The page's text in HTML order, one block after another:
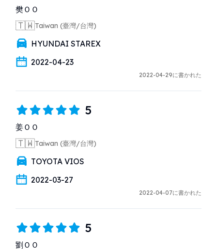
樊ＯＯ
🇹🇼Taiwan (臺灣/台灣)
HYUNDAI STAREX
2022-04-23
2022-04-29に書かれた
5
姜ＯＯ
🇹🇼Taiwan (臺灣/台灣)
TOYOTA VIOS
2022-03-27
2022-04-07に書かれた
5
劉ＯＯ